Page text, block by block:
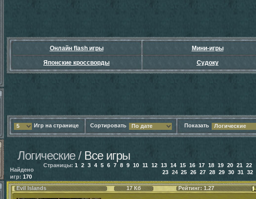
Онлайн flash игры Мини-игры
Японские кроссворды Судоку
5 Игр на странице Сортировать По дате Показать Логические
Логические /Все игры
Найдено
игр: 170
Страницы: 1 2 3 4 5 6 7 8 9 10 11 12 13 14 15 16 17 18 19 20 21 22
23 24 25 26 27 28 29 30 31 32
Evil Islands 17 Кб Рейтинг: 1.27